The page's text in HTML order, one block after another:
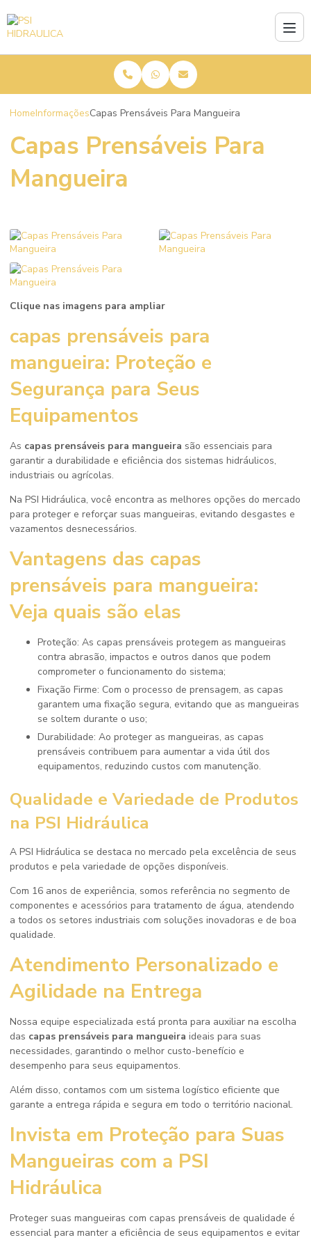
HomeInformaçõesCapas Prensáveis Para Mangueira
Capas Prensáveis Para
Mangueira
Clique nas imagens para ampliar
capas prensáveis para
mangueira: Proteção e
Segurança para Seus
Equipamentos
As capas prensáveis para mangueira são essenciais para
garantir a durabilidade e eficiência dos sistemas hidráulicos,
industriais ou agrícolas.
Na PSI Hidráulica, você encontra as melhores opções do mercado
para proteger e reforçar suas mangueiras, evitando desgastes e
vazamentos desnecessários.
Vantagens das capas
prensáveis para mangueira:
Veja quais são elas
Proteção: As capas prensáveis protegem as mangueiras
contra abrasão, impactos e outros danos que podem
comprometer o funcionamento do sistema;
Fixação Firme: Com o processo de prensagem, as capas
garantem uma fixação segura, evitando que as mangueiras
se soltem durante o uso;
Durabilidade: Ao proteger as mangueiras, as capas
prensáveis contribuem para aumentar a vida útil dos
equipamentos, reduzindo custos com manutenção.
Qualidade e Variedade de Produtos
na PSI Hidráulica
A PSI Hidráulica se destaca no mercado pela excelência de seus
produtos e pela variedade de opções disponíveis.
Com 16 anos de experiência, somos referência no segmento de
componentes e acessórios para tratamento de água, atendendo
a todos os setores industriais com soluções inovadoras e de boa
qualidade.
Atendimento Personalizado e
Agilidade na Entrega
Nossa equipe especializada está pronta para auxiliar na escolha
das capas prensáveis para mangueira ideais para suas
necessidades, garantindo o melhor custo-benefício e
desempenho para seus equipamentos.
Além disso, contamos com um sistema logístico eficiente que
garante a entrega rápida e segura em todo o território nacional.
Invista em Proteção para Suas
Mangueiras com a PSI
Hidráulica
Proteger suas mangueiras com capas prensáveis de qualidade é
essencial para manter a eficiência de seus equipamentos e evitar